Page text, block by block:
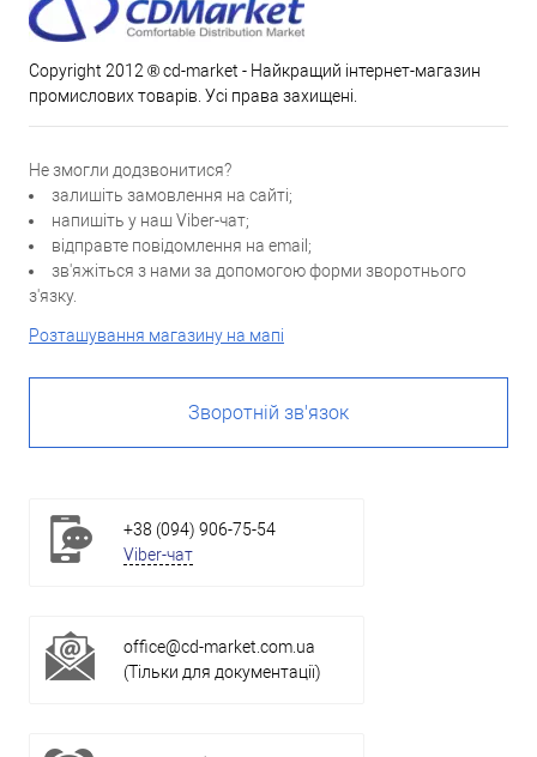
Copyright 2012 ® cd-market - Найкращий інтернет-магазин
промислових товарів. Усі права захищені.
Не змогли додзвонитися?
залишіть замовлення на сайті;
напишіть у наш Viber-чат;
відправте повідомлення на email;
зв'яжіться з нами за допомогою форми зворотнього
з'язку.
Розташування магазину на мапі
Зворотній зв'язок
+38 (094) 906-75-54
Viber-чат
office@cd-market.com.ua
(Тільки для документації)